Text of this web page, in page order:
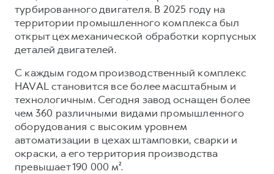
турбированного двигателя. В 2025 году на
территории промышленного комплекса был
открыт цех механической обработки корпусных
деталей двигателей.
С каждым годом производственный комплекс
HAVAL становится все более масштабным и
технологичным. Сегодня завод оснащен более
чем 360 различными видами промышленного
оборудования с высоким уровнем
автоматизации в цехах штамповки, сварки и
окраски, а его территория производства
превышает 190 000 м².